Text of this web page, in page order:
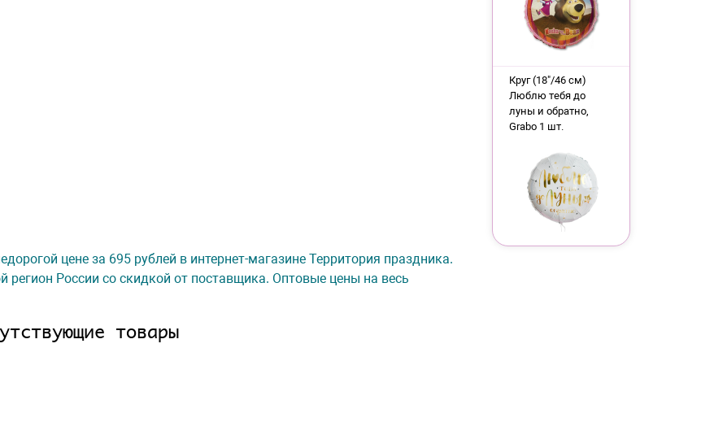
цене за 695 рублей в интернет-магазине Территория праздника.
России со скидкой от поставщика. Оптовые цены на весь
товары
Круг (18"/46 см)
Люблю тебя до
луны и обратно,
Grabo 1 шт.